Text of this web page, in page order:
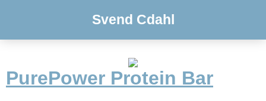
Svend Cdahl
PurePower Protein Bar